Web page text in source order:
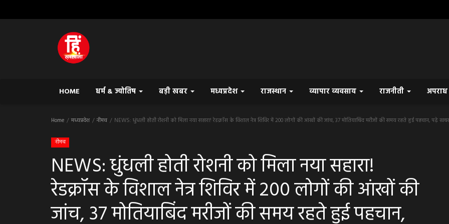
HOME धर्म & ज्योतिष बड़ी खबर मध्यप्रदेश राजस्थान व्यापार व्यवसाय राजनीती अपराध
Home मध्यप्रदेश नीमच NEWS: धुंधली होती रोशनी को मिला नया सहारा! रेडक्रॉस के विशाल नेत्र शिविर में 200 लोगों की आंखों की जांच, 37 मोतियाबिंद मरीजों की समय रहते हुई पहचान, पढ़े खबर
नीमच
NEWS: धुंधली होती रोशनी को मिला नया सहारा!
रेडक्रॉस के विशाल नेत्र शिविर में 200 लोगों की आंखों की
जांच, 37 मोतियाबिंद मरीजों की समय रहते हुई पहचान,